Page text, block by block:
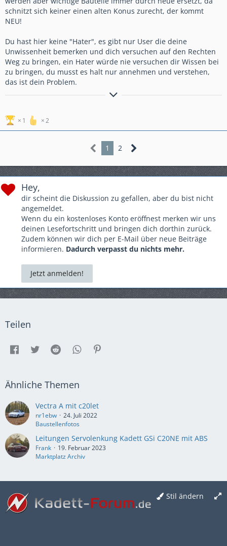
schnitzt sich keiner einen alten Konus zurecht, der kommt
NEU!
Du hast hier keine "Hater", es gibt nur User die deine
Unwissenheit bemerken und dich versuchen auf den Rechten
Weg zu bringen, ein Hater würde nie versuchen dir Wissen bei
zu bringen, du musst es halt nur annehmen und verstehen,
das ist dein Problem.
Ein Auto ist erst dann schnell genug, wenn man Morgens
Röhrl
1x Omega A Caravan 116PS/C20NE mit LPG
1x Zafira B Family 140PS/A18XER
1 2
1 2
Hey,
dir scheint die Diskussion zu gefallen, aber du bist nicht
angemeldet.
Wenn du ein kostenloses Konto eröffnest merken wir uns
deinen Lesefortschritt und bringen dich dorthin zurück.
Zudem können wir dich per E-Mail über neue Beiträge
informieren. Dadurch verpasst du nichts mehr.
Jetzt anmelden!
Teilen
Ähnliche Themen
Vectra A mit c20let
nr1ebw
24. Juli 2022
Baustellenfotos
Leitungen Servolenkung Kadett GSi C20NE mit ABS
Frank
19. Februar 2023
Marktplatz Archiv
Stil ändern